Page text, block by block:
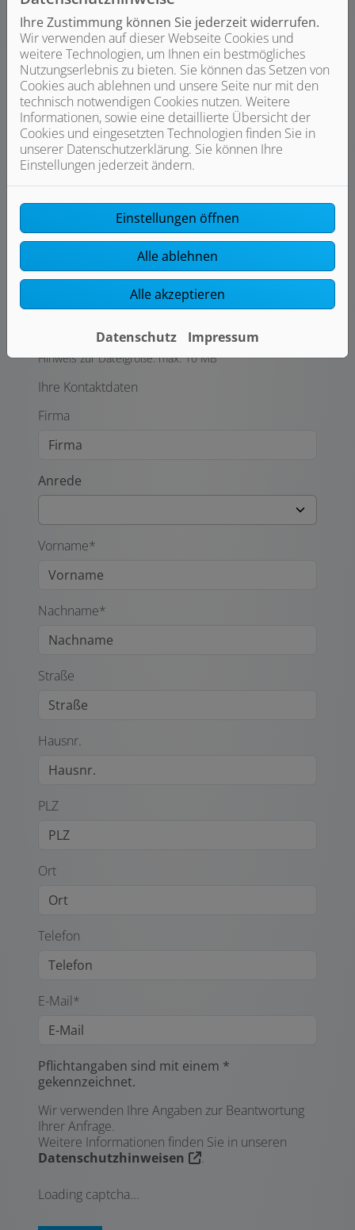
Budget und Umbauzeitraum
Wie viel möchten Sie für Ihr Traumbad ca.
ausgeben (Euro)?
Wann möchten Sie mit dem Umbau beginnen?
Bilder von Ihrem Projekt
Gerne dürfen Sie uns zusätzliche Informationen
und Bilder zu der Ist-Situation hier hochladen.
Laden Sie hier Ihre Dateien hoch.
Hinweis zur Dateigröße: max. 10 MB
Ihre Kontaktdaten
Firma
Anrede
Vorname*
Nachname*
Straße
Hausnr.
PLZ
Ort
Telefon
E-Mail*
Pflichtangaben sind mit einem *
gekennzeichnet.
Wir verwenden Ihre Angaben zur Beantwortung
Ihrer Anfrage.
Weitere Informationen finden Sie in unseren
Datenschutzhinweisen
.
Loading captcha...
Ihre Zustimmung können Sie jederzeit widerrufen.
Wir verwenden auf dieser Webseite Cookies und
weitere Technologien, um Ihnen ein bestmögliches
Nutzungserlebnis zu bieten. Sie können das Setzen von
Cookies auch ablehnen und unsere Seite nur mit den
technisch notwendigen Cookies nutzen. Weitere
Informationen, sowie eine detaillierte Übersicht der
Cookies und eingesetzten Technologien finden Sie in
unserer Datenschutzerklärung. Sie können Ihre
Einstellungen jederzeit ändern.
Einstellungen öffnen
Alle ablehnen
Alle akzeptieren
Datenschutz Impressum